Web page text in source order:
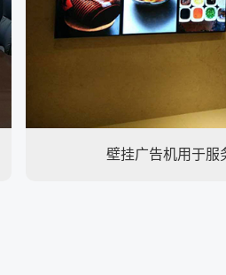
壁挂广告机用于服